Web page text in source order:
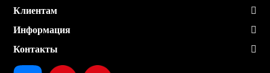
Клиентам
Информация
Контакты